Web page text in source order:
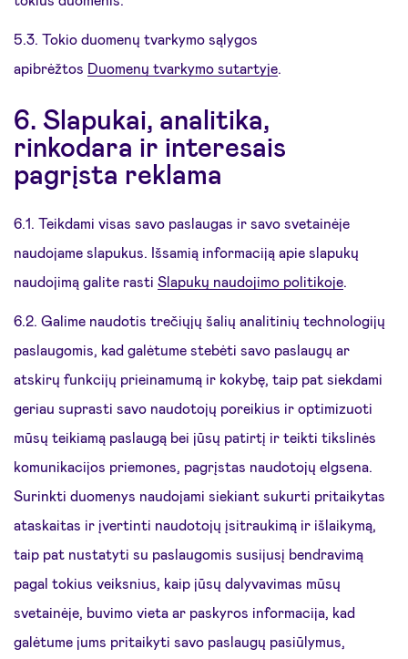
5.3. Tokio duomenų tvarkymo sąlygos
apibrėžtos Duomenų tvarkymo sutartyje.
6. Slapukai, analitika,
rinkodara ir interesais
pagrįsta reklama
6.1. Teikdami visas savo paslaugas ir savo svetainėje
naudojame slapukus. Išsamią informaciją apie slapukų
naudojimą galite rasti Slapukų naudojimo politikoje.
6.2. Galime naudotis trečiųjų šalių analitinių technologijų
paslaugomis, kad galėtume stebėti savo paslaugų ar
atskirų funkcijų prieinamumą ir kokybę, taip pat siekdami
geriau suprasti savo naudotojų poreikius ir optimizuoti
mūsų teikiamą paslaugą bei jūsų patirtį ir teikti tikslinės
komunikacijos priemones, pagrįstas naudotojų elgsena.
Surinkti duomenys naudojami siekiant sukurti pritaikytas
ataskaitas ir įvertinti naudotojų įsitraukimą ir išlaikymą,
taip pat nustatyti su paslaugomis susijusį bendravimą
pagal tokius veiksnius, kaip jūsų dalyvavimas mūsų
svetainėje, buvimo vieta ar paskyros informacija, kad
galėtume jums pritaikyti savo paslaugų pasiūlymus,